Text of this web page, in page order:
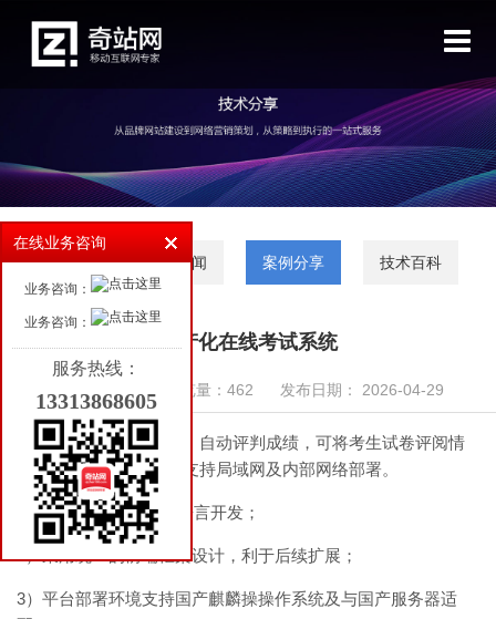
首页
高端网站设计
微信开发
软件开发
客户案例
新闻资讯
行业动态
公司新闻
案例分享
技术百科
联系我们
行业动态 公司新闻 案例分享 技术百科
国产化在线考试系统
浏览量：462 发布日期： 2026-04-29
该系统适配国产服务器，自动评判成绩，可将考生试卷评阅情
况导出生成试卷留存。支持局域网及内部网络部署。
1）系统采用Java开发语言开发；
2）采用统一的前端框架设计，利于后续扩展；
3）平台部署环境支持国产麒麟操操作系统及与国产服务器适
在线业务咨询
业务咨询：
业务咨询：
服务热线：
13313868605